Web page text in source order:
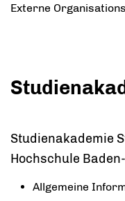
Externe
Studienakademie
Hochschule
Allgemeine